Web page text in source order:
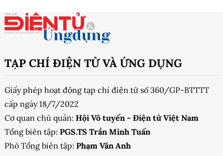
TẠP CHÍ ĐIỆN TỬ VÀ ỨNG DỤNG
Giấy phép hoạt động tạp chí điện tử số 360/GP-BTTTT
cấp ngày 18/7/2022
Cơ quan chủ quản: Hội Vô tuyến - Điện tử Việt Nam
Tổng biên tập: PGS.TS Trần Minh Tuấn
Phó Tổng biên tập: Phạm Văn Anh